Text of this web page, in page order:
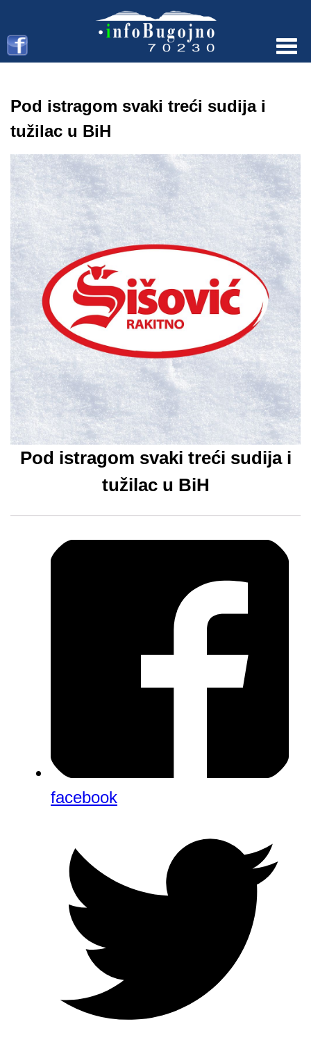
Pod istragom svaki treći sudija i
tužilac u BiH
Pod istragom svaki treći sudija i
tužilac u BiH
facebook